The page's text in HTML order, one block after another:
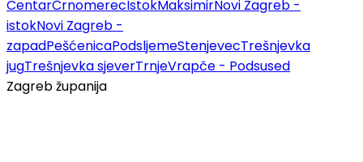
CentarČrnomerecIstokMaksimirNovi Zagreb -
istokNovi Zagreb -
zapadPešćenicaPodsljemeStenjevecTrešnjevka
jugTrešnjevka sjeverTrnjeVrapče - Podsused
Zagreb županija